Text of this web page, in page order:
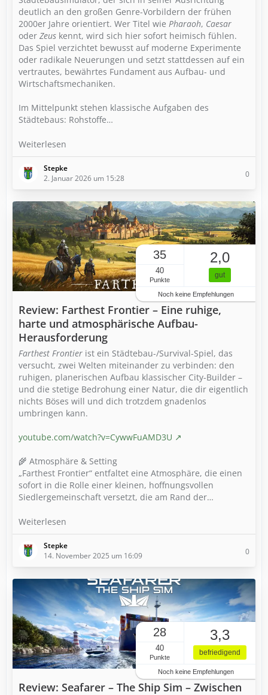
deutlich an den großen Genre-Vorbildern der frühen
2000er Jahre orientiert. Wer Titel wie Pharaoh, Caesar
oder Zeus kennt, wird sich hier sofort heimisch fühlen.
Das Spiel verzichtet bewusst auf moderne Experimente
oder radikale Neuerungen und setzt stattdessen auf ein
vertrautes, bewährtes Fundament aus Aufbau- und
Wirtschaftsmechaniken.
Im Mittelpunkt stehen klassische Aufgaben des
Städtebaus: Rohstoffe…
Weiterlesen
Stepke
2. Januar 2026 um 15:28
0
35
40
Punkte
2,0
gut
Noch keine Empfehlungen
Review: Farthest Frontier – Eine ruhige,
harte und atmosphärische Aufbau-
Herausforderung
Farthest Frontier ist ein Städtebau-/Survival-Spiel, das
versucht, zwei Welten miteinander zu verbinden: den
ruhigen, planerischen Aufbau klassischer City-Builder –
und die stetige Bedrohung einer Natur, die dir eigentlich
nichts Böses will und dich trotzdem gnadenlos
umbringen kann.
youtube.com/watch?v=CywwFuAMD3U
🌾 Atmosphäre & Setting
„Farthest Frontier“ entfaltet eine Atmosphäre, die einen
sofort in die Rolle einer kleinen, hoffnungsvollen
Siedlergemeinschaft versetzt, die am Rand der…
Weiterlesen
Stepke
14. November 2025 um 16:09
0
28
40
Punkte
3,3
befriedigend
Noch keine Empfehlungen
Review: Seafarer – The Ship Sim – Zwischen